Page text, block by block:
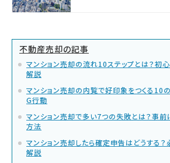
不動産売却の記事
マンション売却の流れ10ステップとは？初
解説
マンション売却の内覧で好印象をつくる10
G行動
マンション売却で多い7つの失敗とは？事前
方法
マンション売却したら確定申告はどうする
解説